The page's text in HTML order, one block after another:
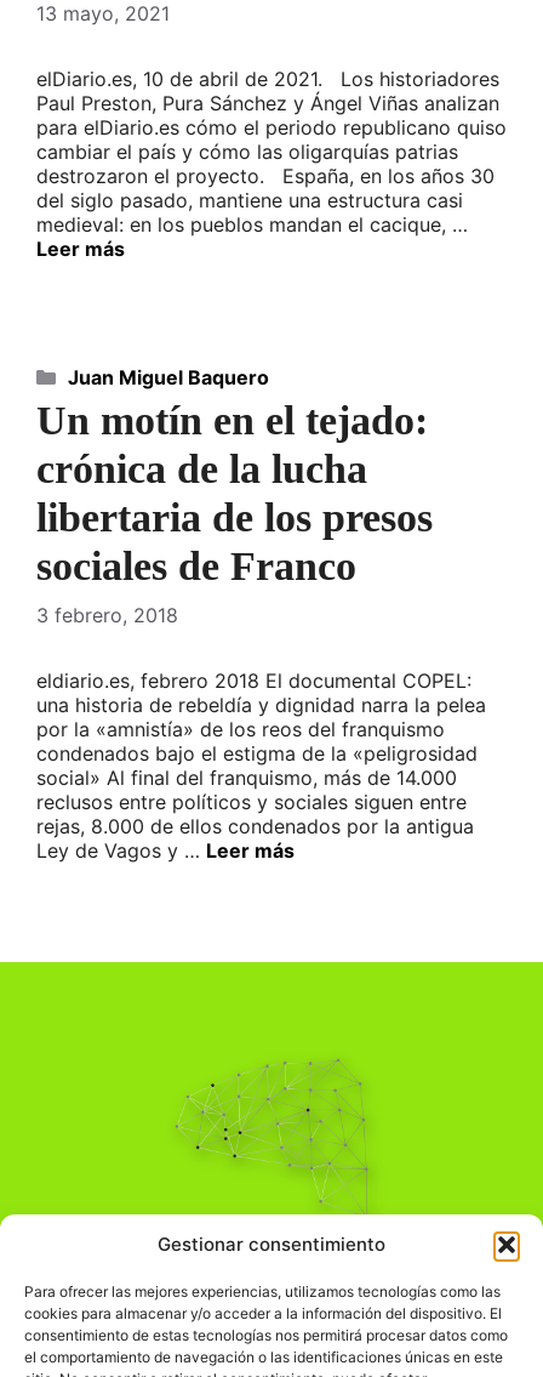
Gestionar consentimiento
Para ofrecer las mejores experiencias, utilizamos tecnologías como las
cookies para almacenar y/o acceder a la información del dispositivo. El
consentimiento de estas tecnologías nos permitirá procesar datos como
el comportamiento de navegación o las identificaciones únicas en este
13 mayo, 2021
elDiario.es, 10 de abril de 2021. Los historiadores
Paul Preston, Pura Sánchez y Ángel Viñas analizan
para elDiario.es cómo el periodo republicano quiso
cambiar el país y cómo las oligarquías patrias
destrozaron el proyecto. España, en los años 30
del siglo pasado, mantiene una estructura casi
medieval: en los pueblos mandan el cacique, …
Leer más
Un motín en el tejado:
crónica de la lucha
libertaria de los presos
sociales de Franco
3 febrero, 2018
eldiario.es, febrero 2018 El documental COPEL:
una historia de rebeldía y dignidad narra la pelea
por la «amnistía» de los reos del franquismo
condenados bajo el estigma de la «peligrosidad
social» Al final del franquismo, más de 14.000
reclusos entre políticos y sociales siguen entre
rejas, 8.000 de ellos condenados por la antigua
Ley de Vagos y … Leer más
Categorías
Juan Miguel Baquero
Pensamiento Crítico
Comprender el mundo para transformarlo.